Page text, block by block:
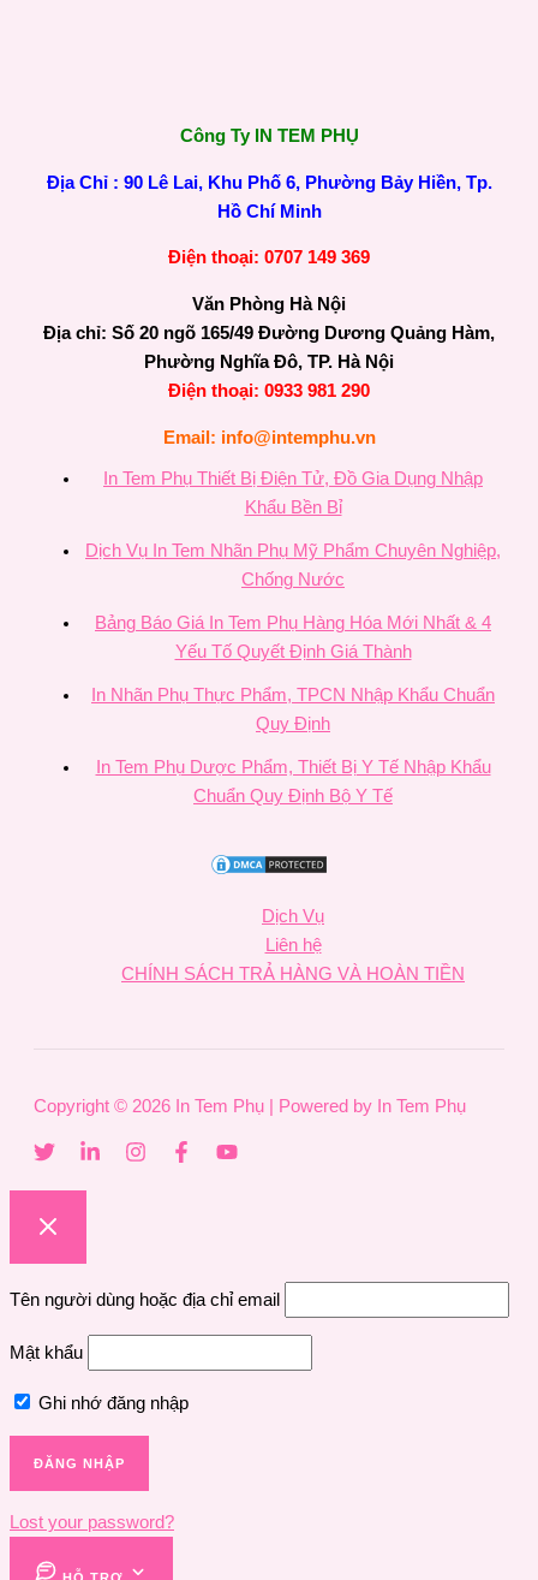
Công Ty IN TEM PHỤ
Địa Chỉ : 90 Lê Lai, Khu Phố 6, Phường Bảy Hiền, Tp.
Hồ Chí Minh
Điện thoại: 0707 149 369
Văn Phòng Hà Nội
Địa chỉ: Số 20 ngõ 165/49 Đường Dương Quảng Hàm,
Phường Nghĩa Đô, TP. Hà Nội
Điện thoại: 0933 981 290
Email: info@intemphu.vn
In Tem Phụ Thiết Bị Điện Tử, Đồ Gia Dụng Nhập
Khẩu Bền Bỉ
Dịch Vụ In Tem Nhãn Phụ Mỹ Phẩm Chuyên Nghiệp,
Chống Nước
Bảng Báo Giá In Tem Phụ Hàng Hóa Mới Nhất & 4
Yếu Tố Quyết Định Giá Thành
In Nhãn Phụ Thực Phẩm, TPCN Nhập Khẩu Chuẩn
Quy Định
In Tem Phụ Dược Phẩm, Thiết Bị Y Tế Nhập Khẩu
Chuẩn Quy Định Bộ Y Tế
Dịch Vụ
Liên hệ
CHÍNH SÁCH TRẢ HÀNG VÀ HOÀN TIỀN
Copyright © 2026 In Tem Phụ | Powered by In Tem Phụ
Tên người dùng hoặc địa chỉ email
Mật khẩu
Ghi nhớ đăng nhập
Lost your password?